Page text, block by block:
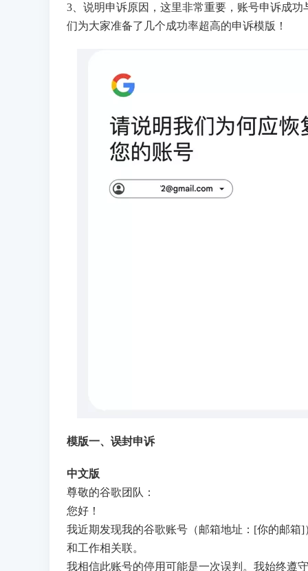
3、说明申诉原因，这里非常重要，账号申诉成
们为大家准备了几个成功率超高的申诉模版！
模版一、误封申诉
中文版
尊敬的谷歌团队：
您好！
我近期发现我的谷歌账号（邮箱地址：[你的邮
和工作相关联。
我相信此账号的停用可能是一次误判。我始终遵